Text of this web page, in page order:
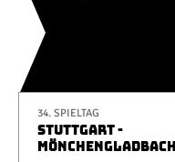
34. SPIELTAG
STUTTGART -
MÖNCHENGLADBACH